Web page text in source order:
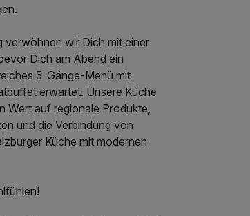
verwöhnen wir Dich mit einer
Dich am Abend ein
5-Gänge-Menü mit
erwartet. Unsere Küche
Wert auf regionale Produkte,
und die Verbindung von
Küche mit modernen